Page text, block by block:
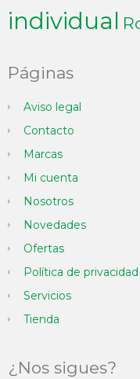
individual
Páginas
Aviso legal
Contacto
Marcas
Mi cuenta
Nosotros
Novedades
Ofertas
Política de
Servicios
Tienda
¿Nos sigues?